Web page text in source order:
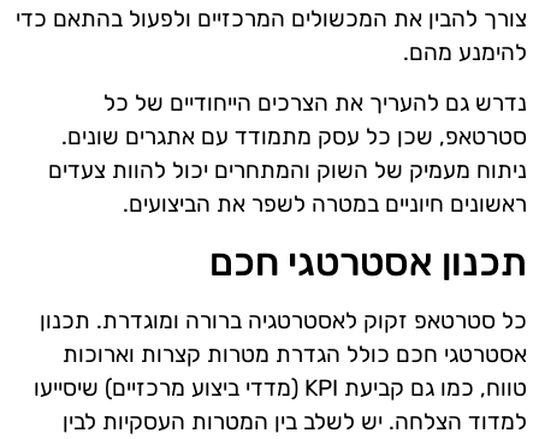
צורך להבין את המכשולים המרכזיים ולפעול בהתאם כדי
להימנע מהם.
נדרש גם להעריך את הצרכים הייחודיים של כל
סטרטאפ, שכן כל עסק מתמודד עם אתגרים שונים.
ניתוח מעמיק של השוק והמתחרים יכול להוות צעדים
ראשונים חיוניים במטרה לשפר את הביצועים.
תכנון אסטרטגי חכם
כל סטרטאפ זקוק לאסטרטגיה ברורה ומוגדרת. תכנון
אסטרטגי חכם כולל הגדרת מטרות קצרות וארוכות
טווח, כמו גם קביעת KPI (מדדי ביצוע מרכזיים) שיסייעו
למדוד הצלחה. יש לשלב בין המטרות העסקיות לבין